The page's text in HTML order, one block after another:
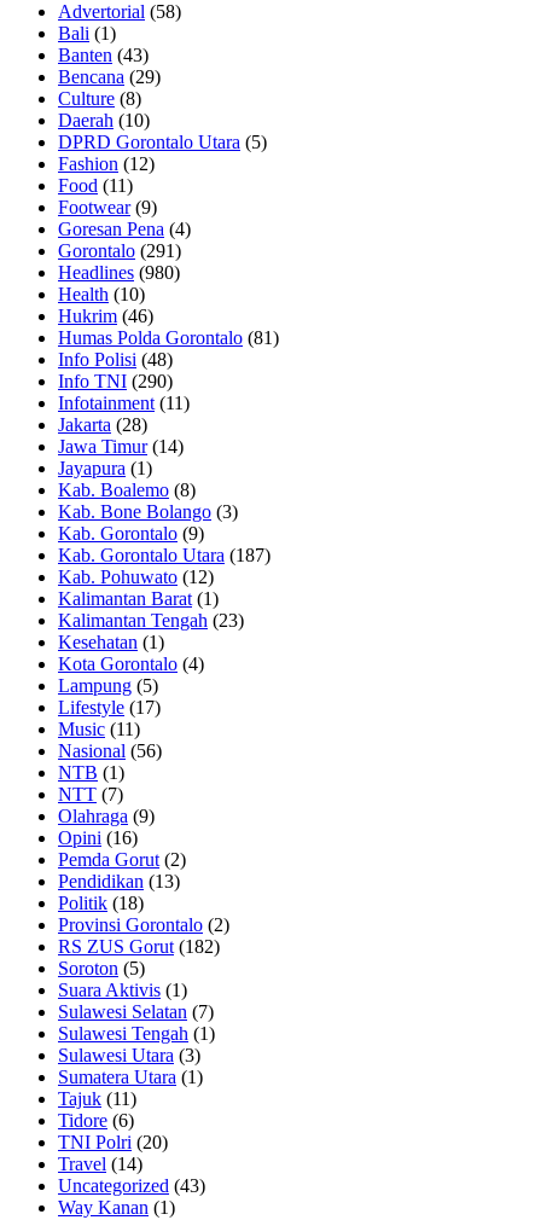
Advertorial (58)
Bali (1)
Banten (43)
Bencana (29)
Culture (8)
Daerah (10)
DPRD Gorontalo Utara (5)
Fashion (12)
Food (11)
Footwear(9)
Goresan Pena (4)
Gorontalo (291)
Headlines (980)
Health (10)
Hukrim (46)
Humas Polda Gorontalo (81)
Info Polisi (48)
Info TNI (290)
Infotainment (11)
Jakarta (28)
Jawa Timur(14)
Jayapura (1)
Kab. Boalemo (8)
Kab. Bone Bolango (3)
Kab. Gorontalo (9)
Kab. Gorontalo Utara (187)
Kab. Pohuwato (12)
Kalimantan Barat (1)
Kalimantan Tengah (23)
Kesehatan (1)
Kota Gorontalo (4)
Lampung (5)
Lifestyle (17)
Music (11)
Nasional (56)
NTB (1)
NTT (7)
Olahraga (9)
Opini (16)
Pemda Gorut (2)
Pendidikan (13)
Politik (18)
Provinsi Gorontalo (2)
RS ZUS Gorut (182)
Soroton (5)
Suara Aktivis (1)
Sulawesi Selatan (7)
Sulawesi Tengah (1)
Sulawesi Utara (3)
Sumatera Utara (1)
Tajuk (11)
Tidore (6)
TNI Polri (20)
Travel (14)
Uncategorized (43)
Way Kanan (1)